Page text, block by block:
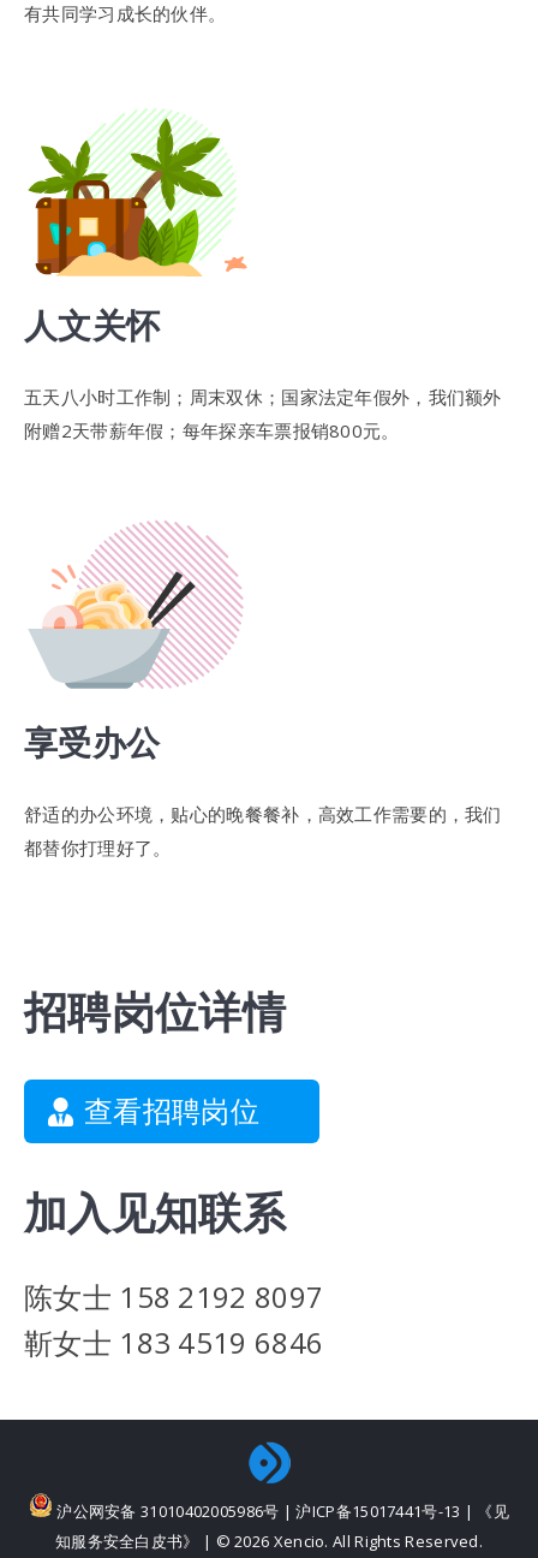
有共同学习成长的伙伴。
人文关怀
五天八小时工作制；周末双休；国家法定年假外，我们额外
附赠2天带薪年假；每年探亲车票报销800元。
享受办公
舒适的办公环境，贴心的晚餐餐补，高效工作需要的，我们
都替你打理好了。
招聘岗位详情
查看招聘岗位
加入见知联系
陈女士 158 2192 8097
靳女士 183 4519 6846
沪公网安备 31010402005986号 |沪ICP备15017441号-13 |
《见
知服务安全白皮书》
| © 2026 Xencio. All Rights Reserved.